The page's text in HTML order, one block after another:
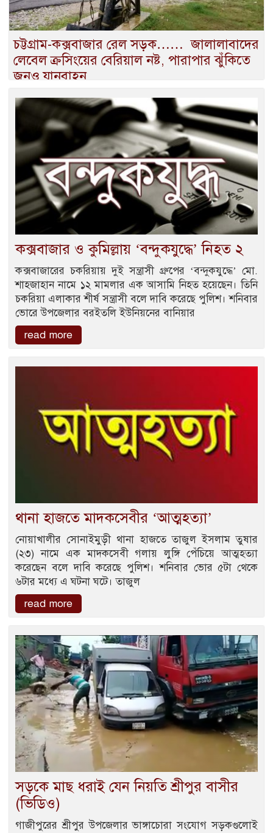
চট্টগ্রাম-কক্সবাজার রেল সড়ক…… জালালাবাদের
লেবেল ক্রসিংয়ের বেরিয়াল নষ্ট, পারাপার ঝুঁকিতে
জনও যানবাহন
কক্সবাজার ও কুমিল্লায় ‘বন্দুকযুদ্ধে’ নিহত ২
কক্সবাজারের চকরিয়ায় দুই সন্ত্রাসী গ্রুপের ‘বন্দুকযুদ্ধে’ মো.
শাহজাহান নামে ১২ মামলার এক আসামি নিহত হয়েছেন। তিনি
চকরিয়া এলাকার শীর্ষ সন্ত্রাসী বলে দাবি করেছে পুলিশ। শনিবার
ভোরে উপজেলার বরইতলি ইউনিয়নের বানিয়ার
read more
থানা হাজতে মাদকসেবীর ‘আত্মহত্যা’
নোয়াখালীর সোনাইমুড়ী থানা হাজতে তাজুল ইসলাম তুষার
(২৩) নামে এক মাদকসেবী গলায় লুঙ্গি পেঁচিয়ে আত্মহত্যা
করেছেন বলে দাবি করেছে পুলিশ। শনিবার ভোর ৫টা থেকে
৬টার মধ্যে এ ঘটনা ঘটে। তাজুল
read more
সড়কে মাছ ধরাই যেন নিয়তি শ্রীপুর বাসীর
(ভিডিও)
গাজীপুরের শ্রীপুর উপজেলার ভাঙ্গাচোরা সংযোগ সড়কগুলোই